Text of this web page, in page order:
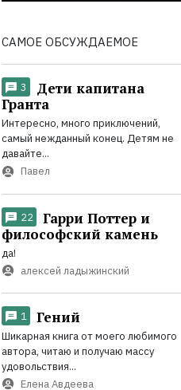
САМОЕ ОБСУЖДАЕМОЕ
3
Дети капитана
Гранта
Интересно, много приключений,
самый нежданный конец. Детям не
давайте...
Павел
22
Гарри Поттер и
философский камень
да!
алексей ладыжинский
1 Гений
Шикарная книга от моего любимого
автора, читаю и получаю массу
удовольствия...
Елена Авдеева